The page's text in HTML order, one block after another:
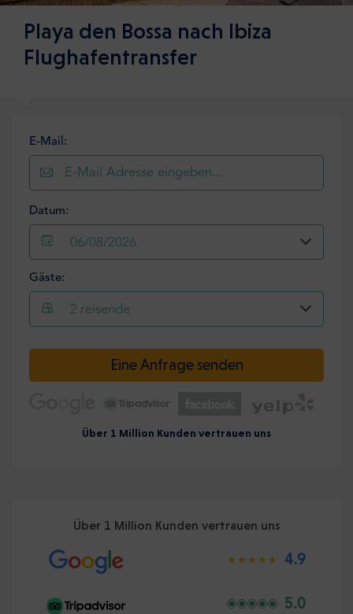
Playa den Bossa nach Ibiza
Flughafentransfer
E-Mail:
Datum:
06/08/2026
Gäste:
2 reisende
Eine Anfrage senden
Über 1 Million Kunden vertrauen uns
Über 1 Million Kunden vertrauen uns
4.9
5.0